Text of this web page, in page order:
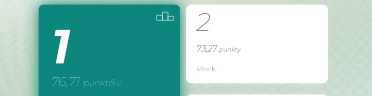
1
76,71 punktów
2
73,27 punkty
Płock